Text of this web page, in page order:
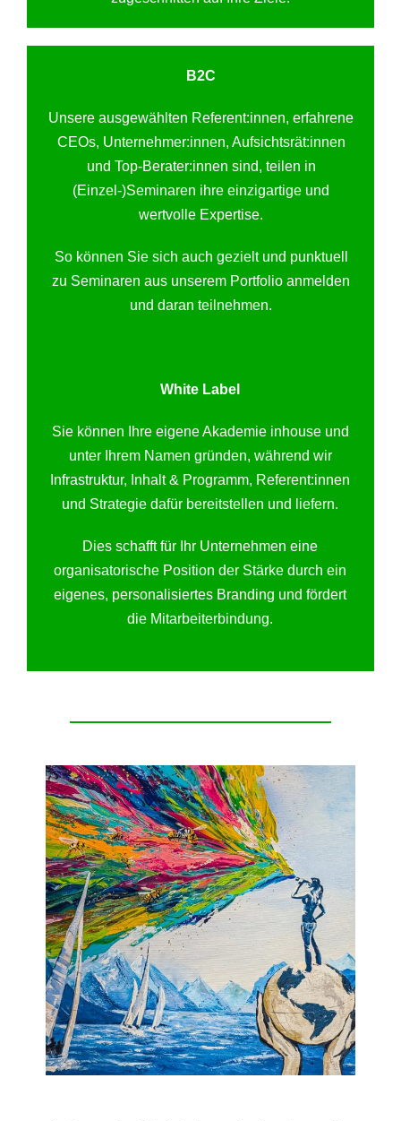
B2C
Unsere ausgewählten Referent:innen, erfahrene
CEOs, Unternehmer:innen, Aufsichtsrät:innen
und Top-Berater:innen sind, teilen in
(Einzel-)Seminaren ihre einzigartige und
wertvolle Expertise.
So können Sie sich auch gezielt und punktuell
zu Seminaren aus unserem Portfolio anmelden
und daran teilnehmen.
White Label
Sie können Ihre eigene Akademie inhouse und
unter Ihrem Namen gründen, während wir
Infrastruktur, Inhalt & Programm, Referent:innen
und Strategie dafür bereitstellen und liefern.
Dies schafft für Ihr Unternehmen eine
organisatorische Position der Stärke durch ein
eigenes, personalisiertes Branding und fördert
die Mitarbeiterbindung.